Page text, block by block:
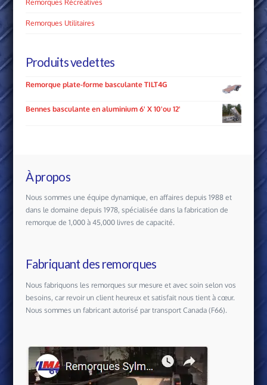
Remorques Récréatives
Remorques Utilitaires
Produits vedettes
Remorque plate-forme basculante TILT4G
Bennes basculante en aluminium 6' X 10'ou 12'
À propos
Nous sommes une équipe dynamique, en affaires depuis 1988 et
dans le domaine depuis 1978, spécialisée dans la fabrication de
remorque de 1,000 à 45,000 livres de capacité.
Fabriquant des remorques
Nous fabriquons les remorques sur mesure et avec soin selon vos
besoins, car revoir un client heureux et satisfait nous tient à cœur.
Nous sommes un fabricant autorisé par transport Canada (F66).